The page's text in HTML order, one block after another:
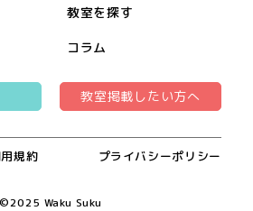
教室を探す
コラム
教室掲載したい方へ
規約 プライバシーポリシー
©︎2025 Waku Suku